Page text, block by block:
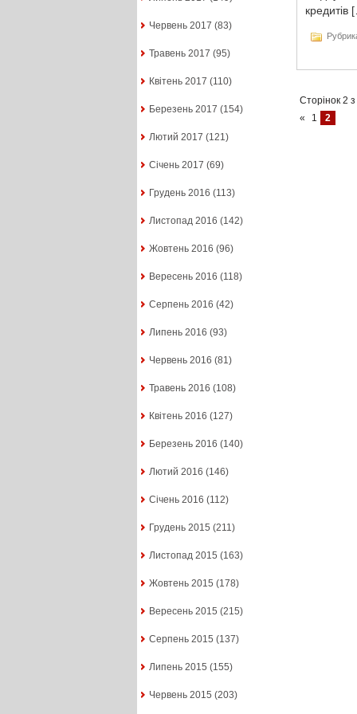
Червень 2017 (83)
Травень 2017 (95)
Квітень 2017 (110)
Березень 2017 (154)
Лютий 2017 (121)
Січень 2017 (69)
Грудень 2016 (113)
Листопад 2016 (142)
Жовтень 2016 (96)
Вересень 2016 (118)
Серпень 2016 (42)
Липень 2016 (93)
Червень 2016 (81)
Травень 2016 (108)
Квітень 2016 (127)
Березень 2016 (140)
Лютий 2016 (146)
Січень 2016 (112)
Грудень 2015 (211)
Листопад 2015 (163)
Жовтень 2015 (178)
Вересень 2015 (215)
Серпень 2015 (137)
Липень 2015 (155)
Червень 2015 (203)
кредитів
Сторінок 2 з
«
1 2